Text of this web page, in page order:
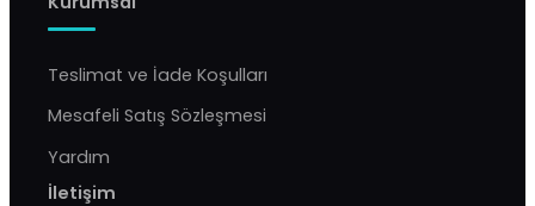
Teslimat ve İade Koşulları
Mesafeli Satış Sözleşmesi
Yardım
İletişim